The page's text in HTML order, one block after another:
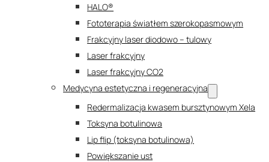
HALO®
Fototerapia światłem szerokopasmowym
Frakcyjny laser diodowo – tulowy
Laser frakcyjny
Laser frakcyjny CO2
Medycyna estetyczna i regeneracyjna
Redermalizacja kwasem bursztynowym Xela
Toksyna botulinowa
Lip flip (toksyna botulinowa)
Powiększanie ust